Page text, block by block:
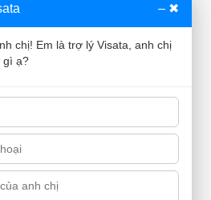
Nguyễn Thị Minh Khai, Quận 3, TPHCM
– ✖
chị! Em là trợ lý Visata, anh chị
gì ạ?